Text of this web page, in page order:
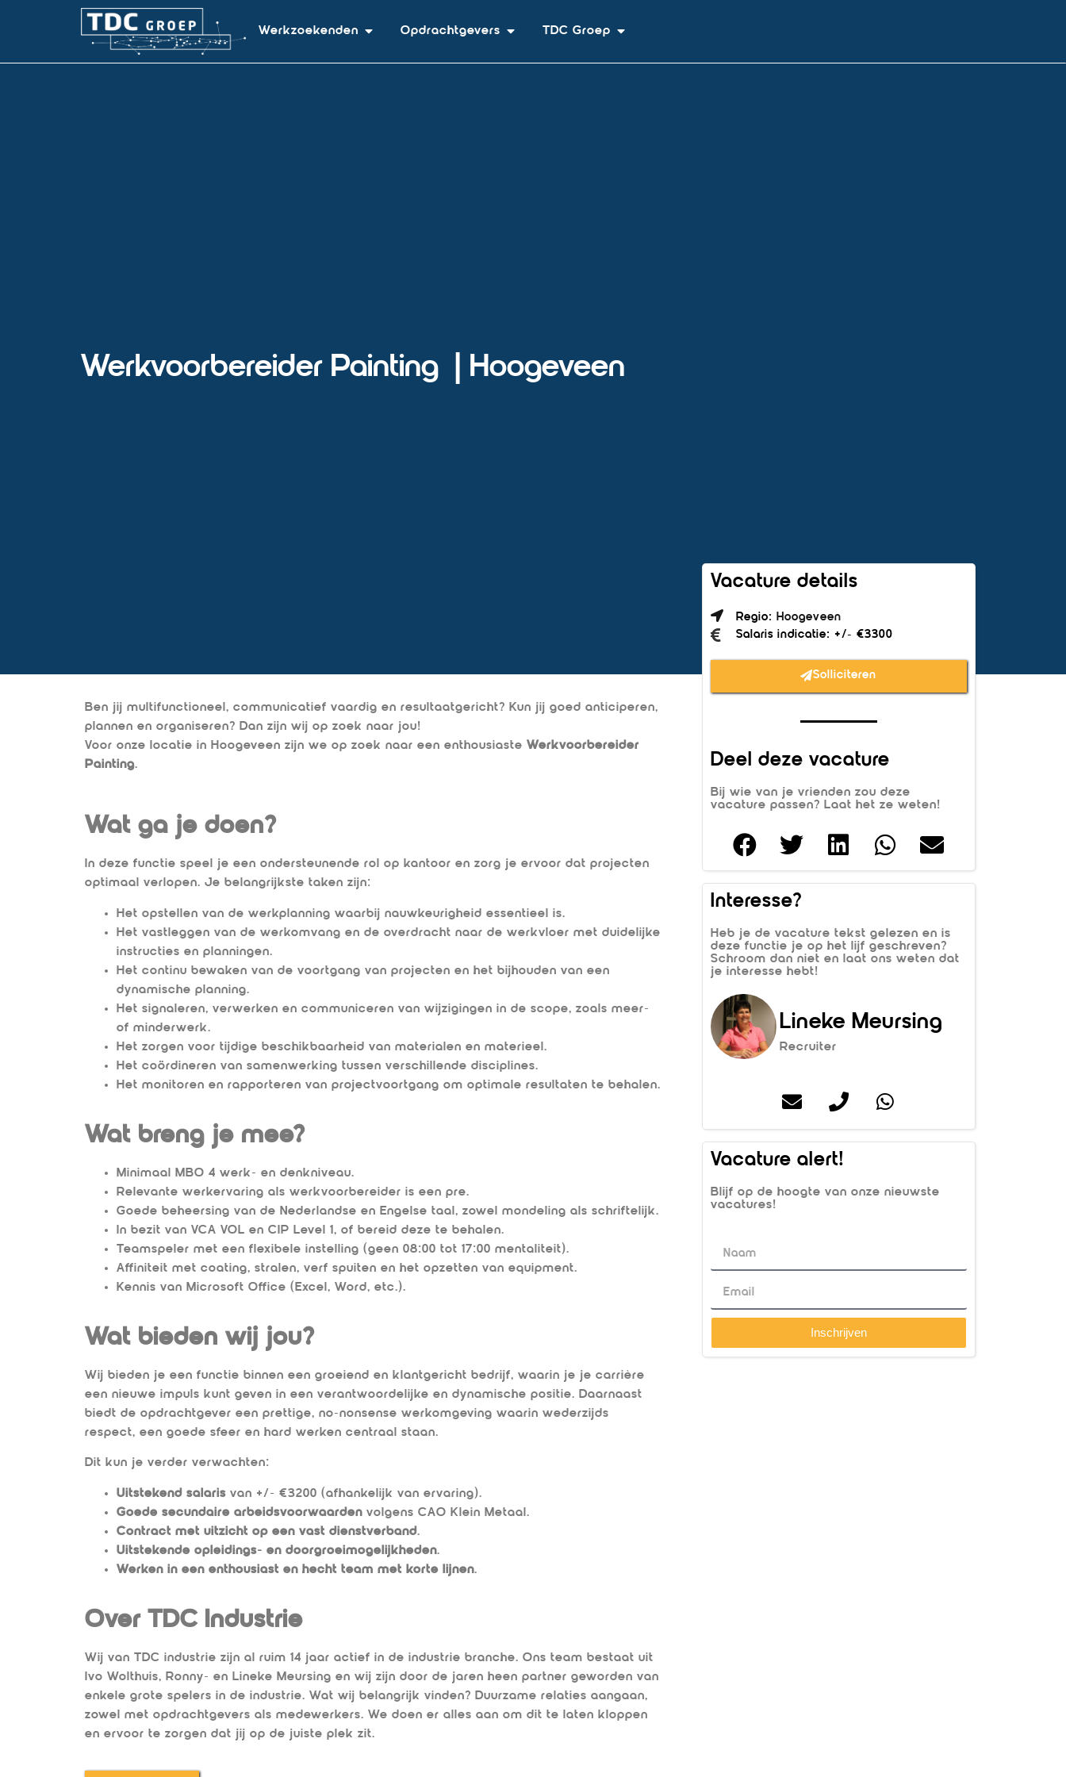
Werkzoekenden Opdrachtgevers TDC Groep
Werkvoorbereider Painting | Hoogeveen
Ben jij multifunctioneel, communicatief vaardig en resultaatgericht? Kun jij goed anticiperen,
plannen en organiseren? Dan zijn wij op zoek naar jou!
Voor onze locatie in Hoogeveen zijn we op zoek naar een enthousiaste Werkvoorbereider
Painting.
Wat ga je doen?
In deze functie speel je een ondersteunende rol op kantoor en zorg je ervoor dat projecten
optimaal verlopen. Je belangrijkste taken zijn:
Het opstellen van de werkplanning waarbij nauwkeurigheid essentieel is.
Het vastleggen van de werkomvang en de overdracht naar de werkvloer met duidelijke
instructies en planningen.
Het continu bewaken van de voortgang van projecten en het bijhouden van een
dynamische planning.
Het signaleren, verwerken en communiceren van wijzigingen in de scope, zoals meer-
of minderwerk.
Het zorgen voor tijdige beschikbaarheid van materialen en materieel.
Het coördineren van samenwerking tussen verschillende disciplines.
Het monitoren en rapporteren van projectvoortgang om optimale resultaten te behalen.
Wat breng je mee?
Minimaal MBO 4 werk- en denkniveau.
Relevante werkervaring als werkvoorbereider is een pre.
Goede beheersing van de Nederlandse en Engelse taal, zowel mondeling als schriftelijk.
In bezit van VCA VOL en CIP Level 1, of bereid deze te behalen.
Teamspeler met een flexibele instelling (geen 08:00 tot 17:00 mentaliteit).
Affiniteit met coating, stralen, verf spuiten en het opzetten van equipment.
Kennis van Microsoft Office (Excel, Word, etc.).
Wat bieden wij jou?
Wij bieden je een functie binnen een groeiend en klantgericht bedrijf, waarin je je carrière
een nieuwe impuls kunt geven in een verantwoordelijke en dynamische positie. Daarnaast
biedt de opdrachtgever een prettige, no-nonsense werkomgeving waarin wederzijds
respect, een goede sfeer en hard werken centraal staan.
Dit kun je verder verwachten:
Uitstekend salaris van +/- €3200 (afhankelijk van ervaring).
Goede secundaire arbeidsvoorwaarden volgens CAO Klein Metaal.
Contract met uitzicht op een vast dienstverband.
Uitstekende opleidings- en doorgroeimogelijkheden.
Werken in een enthousiast en hecht team met korte lijnen.
Over TDC Industrie
Wij van TDC industrie zijn al ruim 14 jaar actief in de industrie branche. Ons team bestaat uit
Ivo Wolthuis, Ronny- en Lineke Meursing en wij zijn door de jaren heen partner geworden van
enkele grote spelers in de industrie. Wat wij belangrijk vinden? Duurzame relaties aangaan,
zowel met opdrachtgevers als medewerkers. We doen er alles aan om dit te laten kloppen
en ervoor te zorgen dat jij op de juiste plek zit.
Vacature details
Regio: Hoogeveen
Salaris indicatie: +/- €3300
Solliciteren
Deel deze vacature
Bij wie van je vrienden zou deze
vacature passen? Laat het ze weten!
Interesse?
Heb je de vacature tekst gelezen en is
deze functie je op het lijf geschreven?
Schroom dan niet en laat ons weten dat
je interesse hebt!
Lineke Meursing
Recruiter
Vacature alert!
Blijf op de hoogte van onze nieuwste
vacatures!
Inschrijven